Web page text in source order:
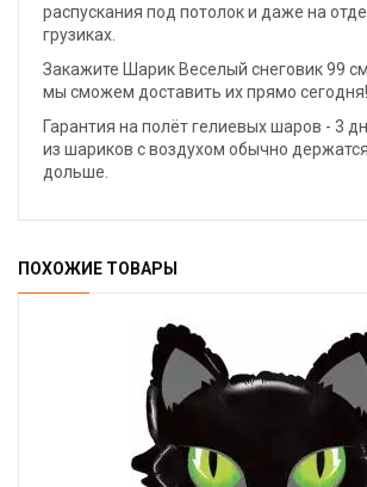
распускания под потолок и даже на
грузиках.
Закажите Шарик Веселый снеговик 99
мы сможем доставить их прямо сегодня!
Гарантия на полёт гелиевых шаров - 3
из шариков с воздухом обычно
дольше.
ПОХОЖИЕ ТОВАРЫ